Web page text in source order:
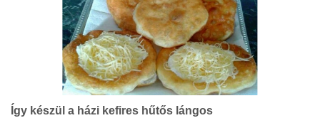
Így készül a házi kefires hűtős lángos